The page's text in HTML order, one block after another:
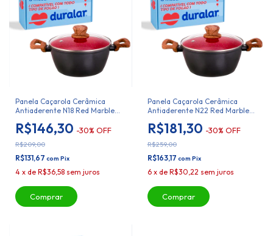
Panela Caçarola Cerâmica
Antiaderente N18 Red Marble
R$146,30 -30% OFF
R$209,00
R$131,67 com Pix
4 x de R$36,58 sem juros
Panela Caçarola Cerâmica
Antiaderente N22 Red Marble
R$181,30 -30% OFF
R$259,00
R$163,17 com Pix
6 x de R$30,22 sem juros